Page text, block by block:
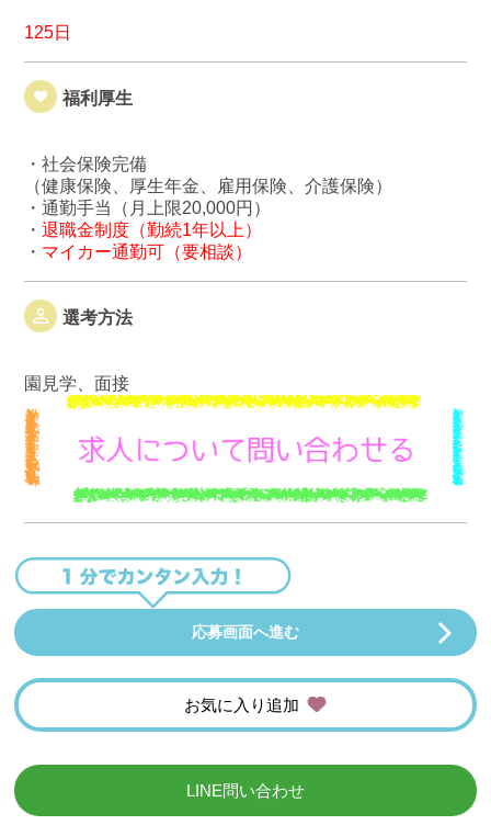
125日
福利厚生
・社会保険完備
（健康保険、厚生年金、雇用保険、介護保険）
・通勤手当（月上限20,000円）
・ 退職金制度（勤続1年以上）
・ マイカー通勤可（要相談）
選考方法
園見学、面接
応募画面へ進む
お気に入り追加
LINE問い合わせ